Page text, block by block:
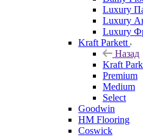
Luxury
Luxury
Luxury
Kraft Parkett
Назад
Kraft
Premium
Medium
Select
Goodwin
HM Flooring
Coswick